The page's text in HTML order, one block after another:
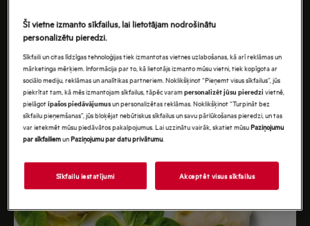
Šī vietne izmanto sīkfailus, lai lietotājam nodrošinātu
personalizētu pieredzi.
Sīkfaili un citas līdzīgas tehnoloģijas tiek izmantotas vietnes uzlabošanas, kā arī reklāmas un
mārketinga mērķiem. Informācija par to, kā lietotājs izmanto mūsu vietni, tiek kopīgota ar
sociālo mediju, reklāmas un analītikas partneriem. Noklikšķinot “Pieņemt visus sīkfailus”, jūs
piekrītat tam, kā mēs izmantojam sīkfailus, tāpēc varampersonalizēt jūsu pieredzivietnē,
pielāgotīpašos piedāvājumusun personalizētas reklāmas. Noklikšķinot “Turpināt bez
sīkfailu pieņemšanas”, jūs bloķējat nebūtiskus sīkfailus un savu pārlūkošanas pieredzi, un tas
var ietekmēt mūsu piedāvātos pakalpojumus. Lai uzzinātu vairāk, skatiet mūsuPaziņojumu
par sīkfailiemunPaziņojumu par datu privātumu.
Sīkfailu iestatījumi Akceptēt visus sīkfailus